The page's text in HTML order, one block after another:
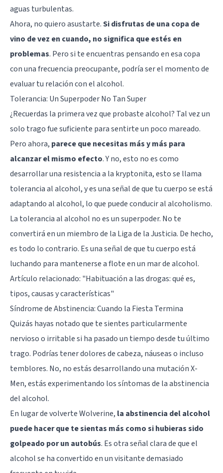
aguas turbulentas.
Ahora, no quiero asustarte.Si disfrutas de una copa de
vino de vez en cuando, no significa que estés en
problemas. Pero si te encuentras pensando en esa copa
con una frecuencia preocupante, podría ser el momento de
evaluar tu relación con el alcohol.
Tolerancia: Un Superpoder No Tan Super
¿Recuerdas la primera vez que probaste alcohol? Tal vez un
solo trago fue suficiente para sentirte un poco mareado.
Pero ahora, parece que necesitas más y más para
alcanzar el mismo efecto. Y no, esto no es como
desarrollar una resistencia a la kryptonita, esto se llama
tolerancia al alcohol, y es una señal de que tu cuerpo se está
adaptando al alcohol, lo que puede conducir alalcoholismo.
La tolerancia al alcohol no es un superpoder. No te
convertirá en un miembro de la Liga de la Justicia. De hecho,
es todo lo contrario. Es una señal de que tu cuerpo está
luchando para mantenerse a flote en un mar de alcohol.
Artículo relacionado: "Habituación a las drogas: qué es,
tipos, causas y características"
Síndrome de Abstinencia: Cuando la Fiesta Termina
Quizás hayas notado que te sientes particularmente
nervioso o irritable si ha pasado un tiempo desde tu último
trago. Podrías tener dolores de cabeza, náuseas o incluso
temblores. No, no estás desarrollando una mutación X-
Men, estás experimentando los síntomas de la abstinencia
del alcohol.
En lugar de volverte Wolverine, la abstinencia del alcohol
puede hacer que te sientas más como si hubieras sido
golpeado por un autobús. Es otra señal clara de que el
alcohol se ha convertido en un visitante demasiado